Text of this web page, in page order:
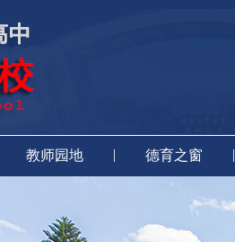
教师园地 | 德育之窗 |